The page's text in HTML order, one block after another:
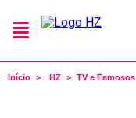
Início HZ TV e Famosos